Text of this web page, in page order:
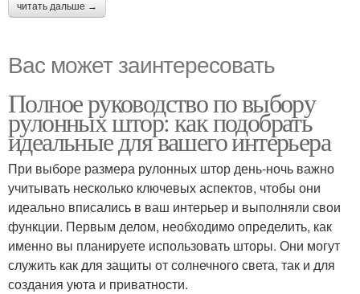
читать дальше →
Вас может заинтересовать
Полное руководство по выбору
рулонных штор: как подобрать
идеальные для вашего интерьера
При выборе размера рулонных штор день-ночь важно
учитывать несколько ключевых аспектов, чтобы они
идеально вписались в ваш интерьер и выполняли свои
функции. Первым делом, необходимо определить, как
именно вы планируете использовать шторы. Они могут
служить как для защиты от солнечного света, так и для
создания уюта и приватности.